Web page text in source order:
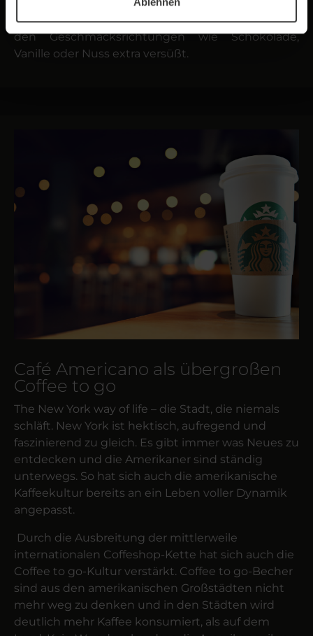
beliebt geworden ist außerdem der Flavored
Coffee. Dabei wird der Kaffee durch ein Sirup in
den Geschmacks­richtungen wie Schokolade,
Vanille oder Nuss extra versüßt.
Café Americano als übergroßen
Coffee to go
The New York way of life – die Stadt, die niemals
schläft. New York ist hektisch, aufregend und
faszinierend zu gleich. Es gibt immer was Neues zu
entdecken und die Amerikaner sind ständig
unter­wegs. So hat sich auch die amerikanische
Kaffee­kultur bereits an ein Leben voller Dynamik
angepasst.
Durch die Aus­breitung der mittler­weile
internationalen Coffe­shop-Kette hat sich auch die
Coffee to go-Kultur verstärkt. Coffee to go-Becher
sind aus den amerikanischen Groß­städten nicht
mehr weg zu denken und in den Städten wird
deutlich mehr Kaffee konsumiert, als auf dem